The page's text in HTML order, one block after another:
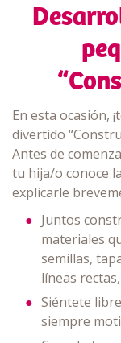
En esta ocasión,
divertido
Antes de
tu hija/o conoce
explicarle
Juntos
materiales
semillas,
líneas
Siéntete
siempre